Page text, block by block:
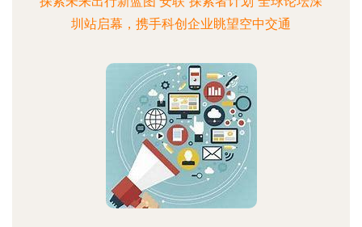
圳站启幕，携手科创企业眺望空中交通